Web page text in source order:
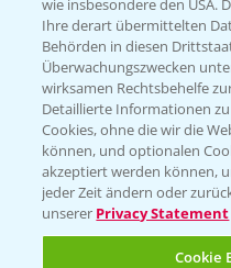
Beratung auf
T.+49 (0)174
KONTAKT
Hilfe in Notfällen
T.+49 (0)214/
wie insbesondere den USA.
Ihre derart übermittelten
Behörden in diesen
Überwachungszwecken
wirksamen Rechtsbehelfe
Detaillierte Informationen
Cookies, ohne die wir die
können, und optionalen
akzeptiert werden können,
jeder Zeit ändern oder
unserer Privacy Statement
Cookie